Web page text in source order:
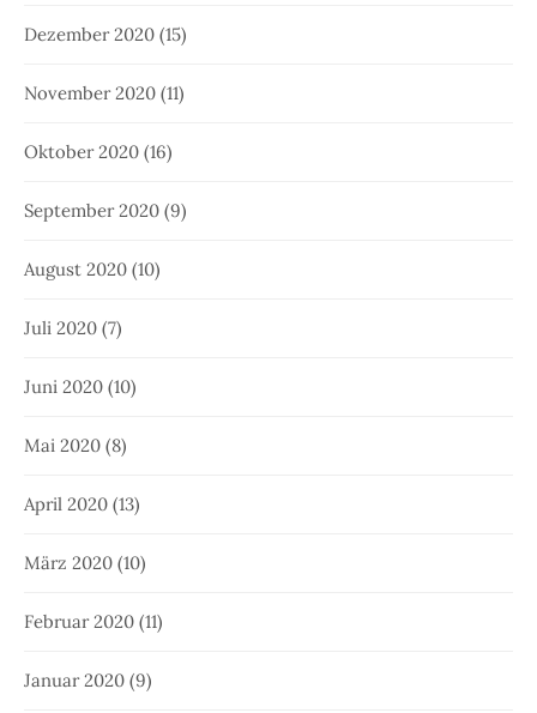
Dezember 2020 (15)
November 2020 (11)
Oktober 2020 (16)
September 2020 (9)
August 2020 (10)
Juli 2020 (7)
Juni 2020 (10)
Mai 2020 (8)
April 2020 (13)
März 2020 (10)
Februar 2020 (11)
Januar 2020 (9)